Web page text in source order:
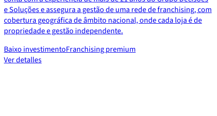
e Soluções e assegura a gestão de uma rede de franchising, com
cobertura geográfica de âmbito nacional, onde cada loja é de
propriedade e gestão independente.
Baixo investimentoFranchising premium
Ver detalles